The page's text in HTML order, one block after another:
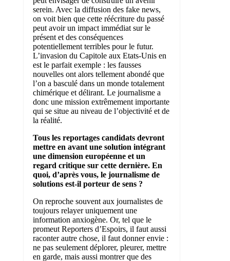
serein. Avec la diffusion des fake news,
on voit bien que cette réécriture du passé
peut avoir un impact immédiat sur le
présent et des conséquences
potentiellement terribles pour le futur.
L’invasion du Capitole aux Etats-Unis en
est le parfait exemple : les fausses
nouvelles ont alors tellement abondé que
l’on a basculé dans un monde totalement
chimérique et délirant. Le journalisme a
donc une mission extrêmement importante
qui se situe au niveau de l’objectivité et de
la réalité.
Tous les reportages candidats devront
mettre en avant une solution intégrant
une dimension européenne et un
regard critique sur cette dernière. En
quoi, d’après vous, le journalisme de
solutions est-il porteur de sens ?
On reproche souvent aux journalistes de
toujours relayer uniquement une
information anxiogène. Or, tel que le
promeut Reporters d’Espoirs, il faut aussi
raconter autre chose, il faut donner envie :
ne pas seulement déplorer, pleurer, mettre
en garde, mais aussi montrer que des